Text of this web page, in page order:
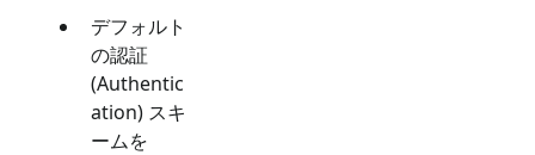
デフォルト
の認証
(Authentic
ation) スキ
ームを